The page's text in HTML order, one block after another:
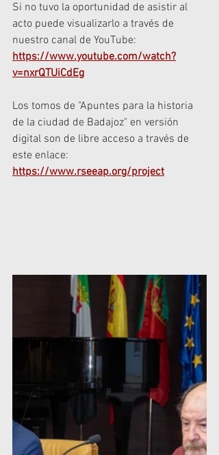
Si no tuvo la oportunidad de asistir al
acto puede visualizarlo a través de
nuestro canal de YouTube:
https://www.youtube.com/watch?
v=nxrQTUiCdEg
Los tomos de "Apuntes para la historia
de la ciudad de Badajoz" en versión
digital son de libre acceso a través de
este enlace:
https://www.rseeap.org/project